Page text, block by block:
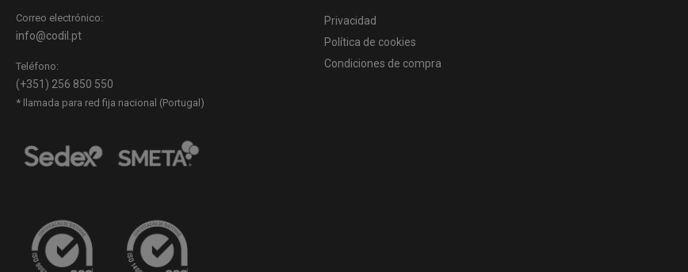
Correo electrónico:
info@codil.pt
Teléfono:
(+351) 256 850 550
* llamada para red fija nacional (Portugal)
Privacidad
Política de cookies
Condiciones de compra